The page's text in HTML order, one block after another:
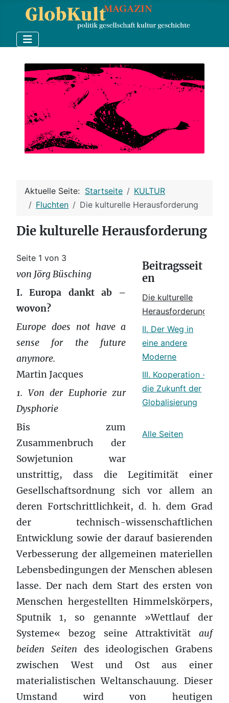
Aktuelle Seite: Startseite
KULTUR
Fluchten
Die kulturelle Herausforderung
Die kulturelle Herausforderung
Beitragsseit
en
Die kulturelle
Herausforderung
II. Der Weg in
eine andere
Moderne
III. Kooperation -
die Zukunft der
Globalisierung
Alle Seiten
Seite 1 von 3
von Jörg Büsching
I. Europa dankt ab –
wovon?
Europe does not have a
sense for the future
anymore.
Martin Jacques
1. Von der Euphorie zur
Dysphorie
Bis zum
Zusammenbruch der
Sowjetunion war
unstrittig, dass die Legitimität einer
Gesellschaftsordnung sich vor allem an
deren Fortschrittlichkeit, d. h. dem Grad
der technisch-wissenschaftlichen
Entwicklung sowie der darauf basierenden
Verbesserung der allgemeinen materiellen
Lebensbedingungen der Menschen ablesen
lasse. Der nach dem Start des ersten von
Menschen hergestellten Himmelskörpers,
Sputnik 1, so genannte »Wettlauf der
Systeme« bezog seine Attraktivität auf
beiden Seiten des ideologischen Grabens
zwischen West und Ost aus einer
materialistischen Weltanschauung. Dieser
Umstand wird von heutigen